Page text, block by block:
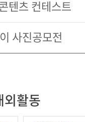
텐츠 컨테스트
사진공모전
활동